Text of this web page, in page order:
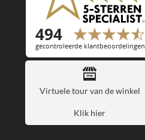
Virtuele tour van de winkel
Klik hier